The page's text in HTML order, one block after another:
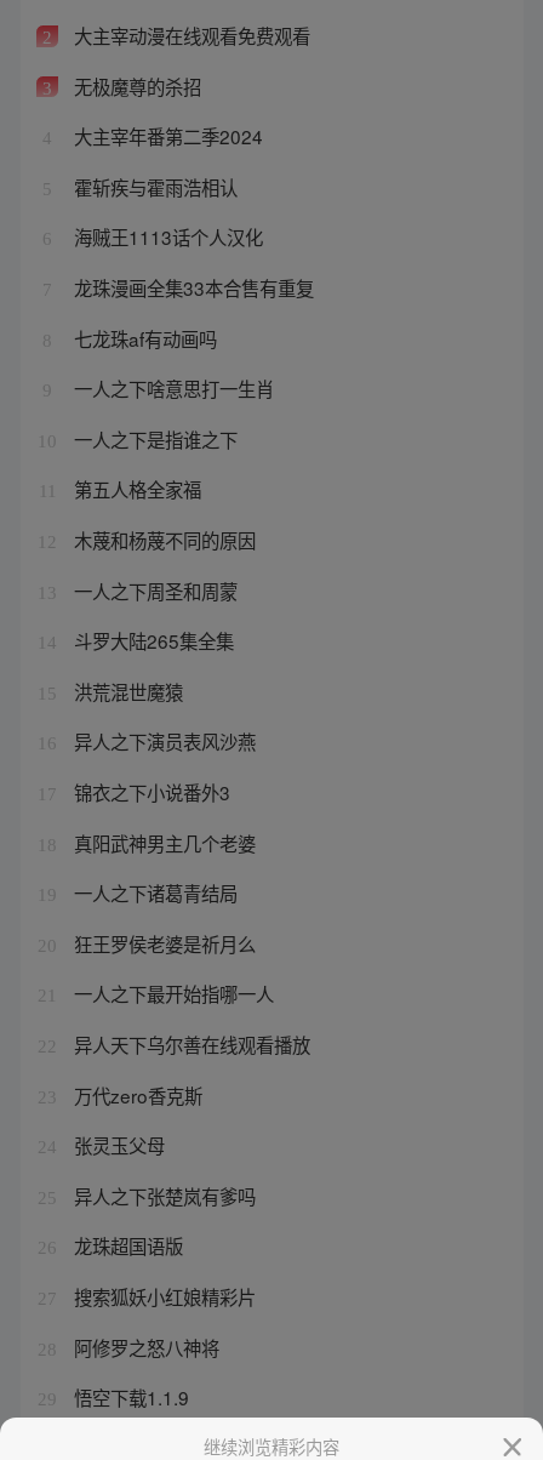
2 大主宰动漫在线观看免费观看
3 无极魔尊的杀招
4 大主宰年番第二季2024
5 霍斩疾与霍雨浩相认
6 海贼王1113话个人汉化
7 龙珠漫画全集33本合售有重复
8 七龙珠af有动画吗
9 一人之下啥意思打一生肖
10 一人之下是指谁之下
第五人格全家福
12 木蔑和杨蔑不同的原因
13 一人之下周圣和周蒙
14 斗罗大陆265集全集
15 洪荒混世魔猿
16 异人之下演员表风沙燕
17 锦衣之下小说番外3
18 真阳武神男主几个老婆
19 一人之下诸葛青结局
20 狂王罗侯老婆是祈月么
21 一人之下最开始指哪一人
22 异人天下乌尔善在线观看播放
23 万代zero香克斯
24 张灵玉父母
25 异人之下张楚岚有爹吗
26 龙珠超国语版
27 搜索狐妖小红娘精彩片
28 阿修罗之怒八神将
29 悟空下载1.1.9
异人族国语电视剧免费观看
继续浏览精彩内容